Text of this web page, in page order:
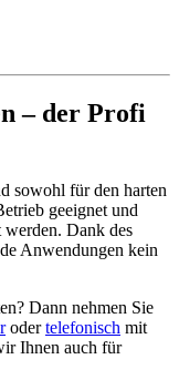
– der Profi
sowohl für den harten
geeignet und
werden. Dank des
Anwendungen kein
Dann nehmen Sie
odertelefonisch mit
Ihnen auch für